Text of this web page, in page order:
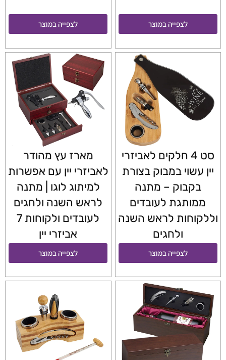
לצפייה במוצר לצפייה במוצר
סט 4 חלקים לאביזרי
יין עשוי במבוק בצורת
בקבוק – מתנה
ממותגת לעובדים
וללקוחות לראש השנה
ולחגים
לצפייה במוצר
מארז עץ מהודר
לאביזרי יין עם אפשרות
למיתוג לוגו | מתנה
לראש השנה ולחגים
לעובדים ולקוחות 7
אביזרי יין
לצפייה במוצר